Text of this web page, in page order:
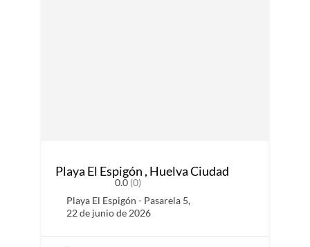
Playa El Espigón , Huelva Ciudad
0.0 (0)
Playa El Espigón - Pasarela 5,
22 de junio de 2026